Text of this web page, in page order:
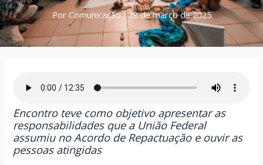
Por Comunicação/28 de março de 2025
Encontro teve como objetivo apresentar as
responsabilidades que a União Federal
assumiu no Acordo de Repactuação e ouvir as
pessoas atingidas